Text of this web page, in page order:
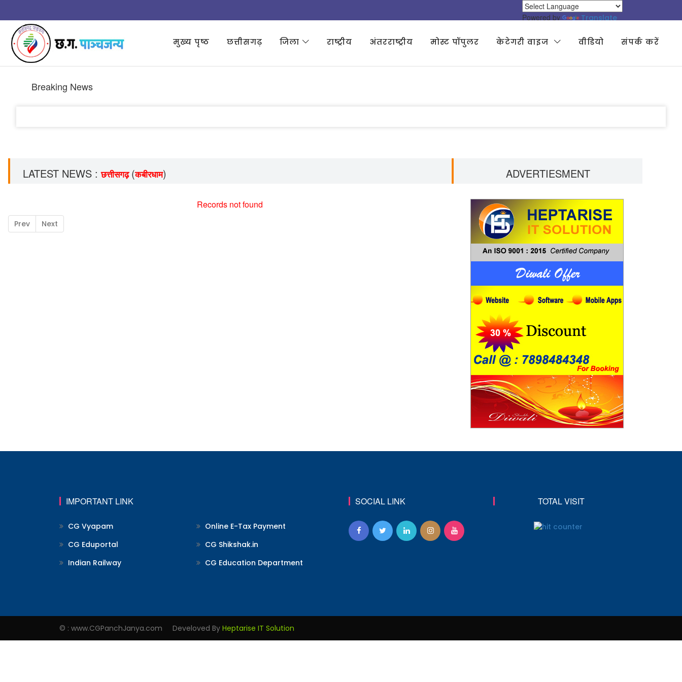
Powered by Translate
मुख्य पृष्ठ छत्तीसगढ़ जिला राष्ट्रीय अंतरराष्ट्रीय मोस्ट पॉपुलर केटेगरी वाइज वीडियो संपर्क करें
Breaking News
LATEST NEWS :छत्तीसगढ़ (कबीरधाम)
Records not found
Prev Next
ADVERTIESMENT
IMPORTANT LINK
CG Vyapam
Online E-Tax Payment
CG Eduportal
CG Shikshak.in
Indian Railway
CG Education Department
SOCIAL LINK TOTAL VISIT
© : www.CGPanchJanya.com Develoved By Heptarise IT Solution